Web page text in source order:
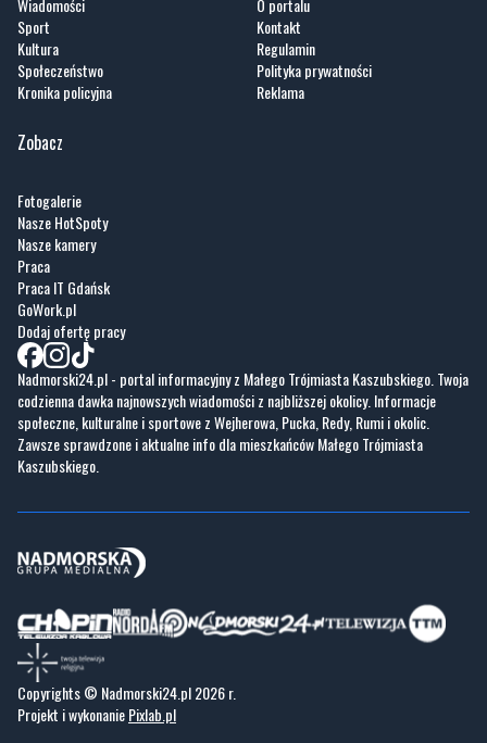
Artykuły
Wiadomości
Sport
Społeczeństwo
Informacje
O portalu
Kontakt
Zobacz
Fotogalerie
Nasze HotSpoty
Nasze kamery
Praca
Praca IT Gdańsk
GoWork.pl
Dodaj ofertę pracy
Nadmorski24.pl - portal informacyjny z Małego Trójmiasta Kaszubskiego. Twoja
codzienna dawka najnowszych wiadomości z najbliższej okolicy. Informacje